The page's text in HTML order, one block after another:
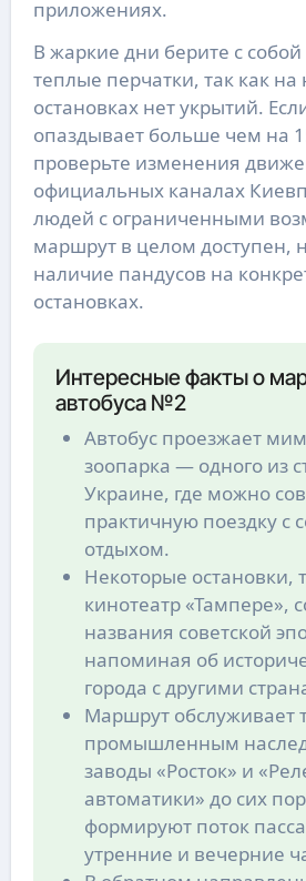
приложениях.
В жаркие дни берите с
теплые перчатки, так как на
остановках нет укрытий.
опаздывает больше чем на
проверьте изменения
официальных каналах
людей с ограниченными
маршрут в целом доступен,
наличие пандусов на
остановках.
Интересные факты о
автобуса №2
Автобус проезжает
зоопарка — одного из
Украине, где можно
практичную поездку с
отдыхом.
Некоторые остановки,
кинотеатр «Тампере»,
названия советской
напоминая об
города с другими
Маршрут обслуживает
промышленным
заводы «Росток» и
автоматики» до сих
формируют поток
утренние и вечерние